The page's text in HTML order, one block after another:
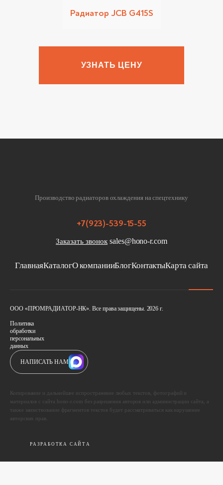
Радиатор JCB G415S
УЗНАТЬ ЦЕНУ
Производство радиаторов охлаждения на спецтехнику
ГлавнаяКаталогО компанииБлогКонтактыКарта сайта
+7(923)-539-15-55
Заказать звонок sales@hono-r.com
ООО «ПРОМРАДИАТОР-НК». Все права защищены. 2026 г.
Политика
обработки
персональных
данных
НАПИСАТЬ НАМ
Копирование и дальнейшее испространение любых текстов, фотографий и
материалов с сайта hono-r.com без разрешения авторов или администрации сайта, а
также заимствование фрагментов текстов будет рассматриваться как нарушение
авторских прав.
РАЗРАБОТКА САЙТА